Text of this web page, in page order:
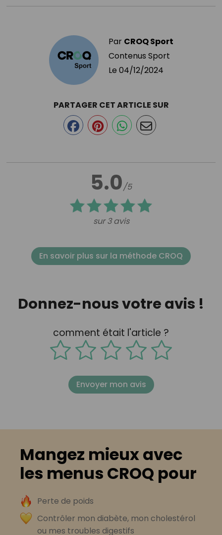
Par CROQ Sport
Contenus Sport
Le 04/12/2024
5.0/5
sur 3 avis
PARTAGER CET ARTICLE SUR
En savoir plus sur la méthode CROQ
Donnez-nous votre avis !
comment était l'article ?
Envoyer mon avis
Mangez mieux avec
les menus CROQ pour
Perte de poids
Contrôler mon diabète, mon cholestérol
ou mes troubles digestifs